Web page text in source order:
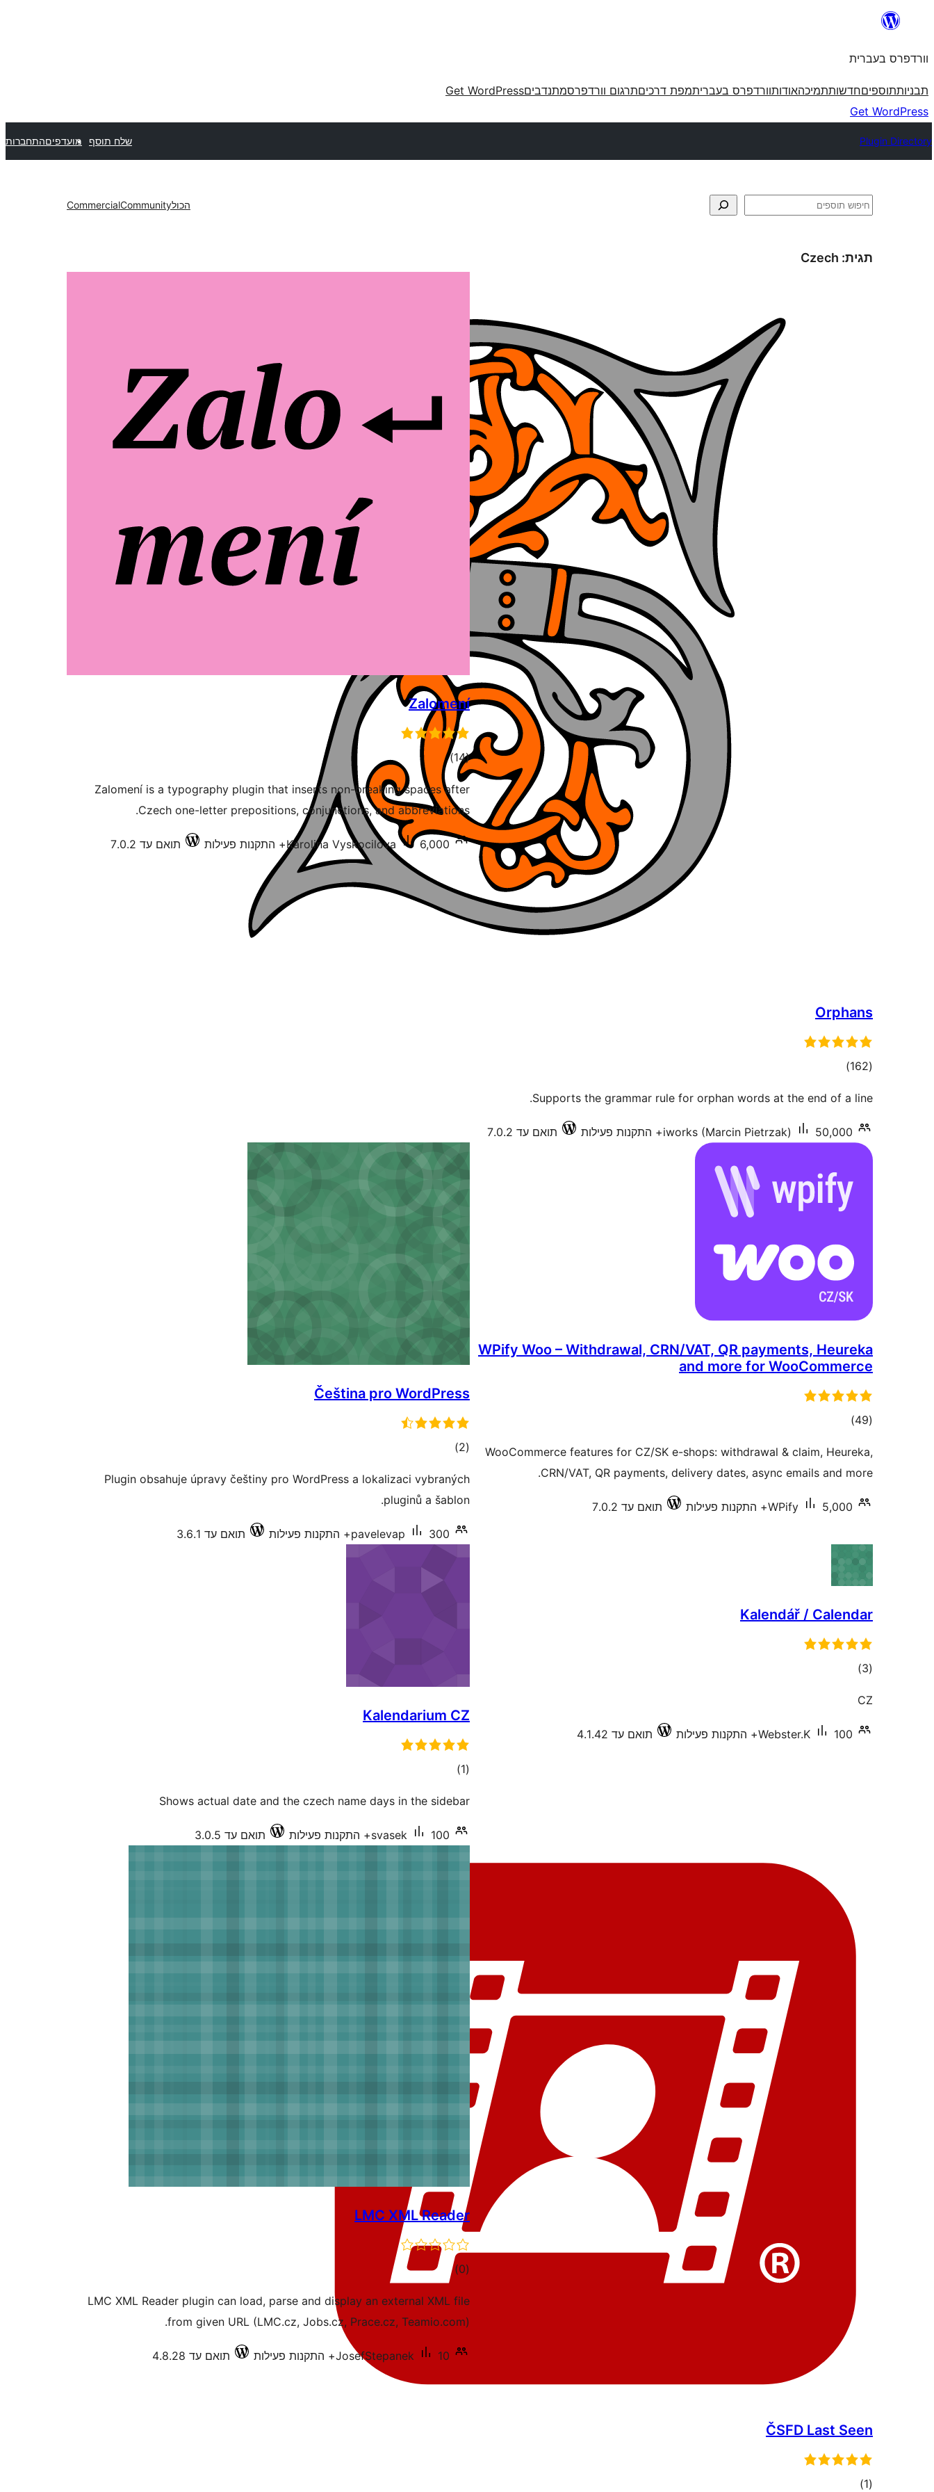
וורדפרס בעברית
תבניותתוספיםחדשותתמיכהאודותוורדפרס בעבריתמפת דרכיםתרגום וורדפרסמתנדביםGet WordPress
Get WordPress
Plugin Directory שלח תוסף מועדפיםהתחברות
חיפוש הכולCommunity
Commercial
תגית: Czech
Orphans
(162 דרוגים)
Supports the grammar rule for orphan words at the end of a line.
iworks (Marcin Pietrzak) 50,000+ התקנות פעילות תואם עד 7.0.2
Zalomení
(14 דרוגים
)
Zalomení is a typography plugin that inserts non-breaking spaces after
Czech one-letter prepositions, conjunctions, and abbreviations.
Karolina Vyskocilova 6,000+ התקנות פעילות תואם עד 7.0.2
WPify Woo – Withdrawal, CRN/VAT, QR payments, Heureka
and more for WooCommerce
(49 דרוגים)
WooCommerce features for CZ/SK e-shops: withdrawal & claim, Heureka,
CRN/VAT, QR payments, delivery dates, async emails and more.
WPify 5,000+ התקנות פעילות תואם עד 7.0.2
Čeština pro WordPress
(2 דרוגים)
Plugin obsahuje úpravy češtiny pro WordPress a lokalizaci vybraných
pluginů a šablon.
pavelevap 300+ התקנות פעילות תואם עד 3.6.1
Kalendář / Calendar
(3 דרוגים)
CZ
Webster.K 100+ התקנות פעילות תואם עד 4.1.42
Kalendarium CZ
(1 דרוגים)
Shows actual date and the czech name days in the sidebar
svasek 100+ התקנות פעילות תואם עד 3.0.5
ČSFD Last Seen
(1 דרוגים)
LMC XML Reader
(0 דרוגים)
LMC XML Reader plugin can load, parse and display an external XML file
from given URL (LMC.cz, Jobs.cz, Prace.cz, Teamio.com).
JosefStepanek 10+ התקנות פעילות תואם עד 4.8.28